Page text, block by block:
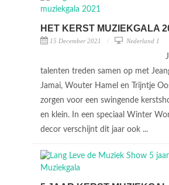
HET KERST MUZIEKGALA
15 December 2021 Nederland 1
talenten treden samen op met
Jamai, Wouter Hamel en Trijntje
zorgen voor een swingende
en klein. In een speciaal Winter
decor verschijnt dit jaar ook ...